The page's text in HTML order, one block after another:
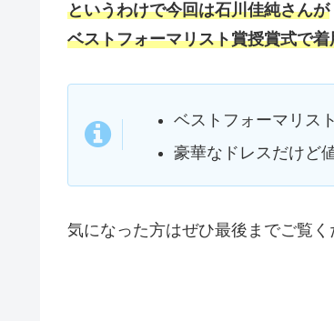
というわけで今回は石川佳純さんが
ベストフォーマリスト賞授賞式で
ベストフォーマリス
豪華なドレスだけど
気になった方はぜひ最後までご覧く